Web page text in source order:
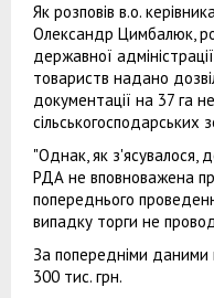
Як розповів в.о.
Олександр Цимбалюк,
державної
товариств надано
документації на 37 га
сільськогосподарських
"Однак, як з'ясувалося,
РДА не вповноважена
попереднього
випадку торги не
За попередніми даними
300 тис. грн.